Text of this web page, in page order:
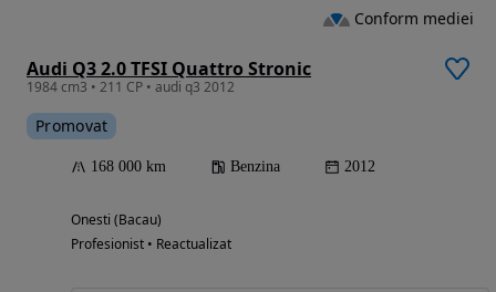
Audi Q3 2.0 TFSI Quattro Stronic
1984 cm3 • 211 CP • audi q3 2012
Promovat
168 000 km Benzina 2012
Onesti (Bacau)
Profesionist • Reactualizat
Conform mediei